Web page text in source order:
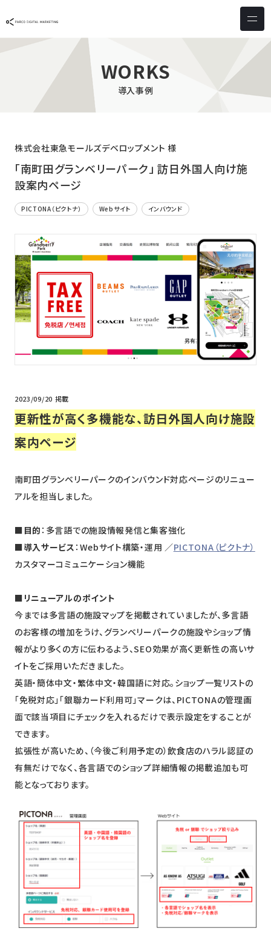
サービス & ソリューション
PICTONA
PDM XR
デジタルサイネージ
しふとん
ウェブアクセシビリティ
店頭
ショッピング
スキルアップ
導入事例
クライアント一覧
ニュース
採用情報
メンバー
コーポレートメッセージ
資料ダウンロード
WORKS
導入事例
株式会社東急モールズデベロップメント 様
「南町田グランベリーパーク」 訪日外国人向け施
設案内ページ
PICTONA（ピクトナ） Webサイト インバウンド
2023/09/20 掲載
更新性が高く多機能な、訪日外国人向け施設
案内ページ
南町田グランベリーパークのインバウンド対応ページのリニュー
アルを担当しました。
■目的 ：多言語での施設情報発信と集客強化
■導入サービス ：Webサイト構築・運用 ／PICTONA（ピクトナ）
カスタマーコミュニケーション機能
■リニューアルのポイント
今までは多言語の施設マップを掲載されていましたが、多言語
のお客様の増加をうけ、グランベリーパークの施設やショップ情
報がより多くの方に伝わるよう、SEO効果が高く更新性の高いサ
イトをご採用いただきました。
英語・簡体中文・繁体中文・韓国語に対応。ショップ一覧リストの
「免税対応」「銀聯カード利用可」マークは、PICTONAの管理画
面で該当項目にチェックを入れるだけで表示設定をすることが
できます。
拡張性が高いため、（今後ご利用予定の）飲食店のハラル認証の
有無だけでなく、各言語でのショップ詳細情報の掲載追加も可
能となっております。